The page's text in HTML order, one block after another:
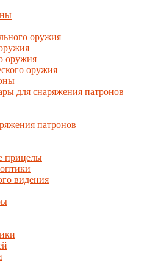
оружия
оружия
оружия
для снаряжения патронов
патронов
прицелы
видения